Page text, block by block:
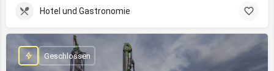
Hotel und Gastronomie
Geschlossen